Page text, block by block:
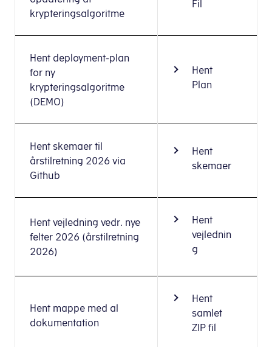
krypteringsalgoritme
Fil
Hent deployment-plan
for ny
krypteringsalgoritme
(DEMO)
Hent
Plan
Hent skemaer til
årstilretning 2026 via
Github
Hent
skemaer
Hent vejledning vedr. nye
felter 2026 (årstilretning
2026)
Hent
vejlednin
g
Hent mappe med al
dokumentation
Hent
samlet
ZIP fil